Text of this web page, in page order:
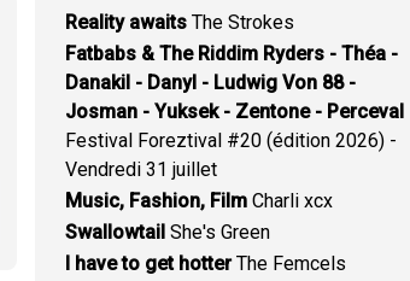
Reality awaits The Strokes
Fatbabs & The Riddim Ryders - Théa -
Danakil - Danyl - Ludwig Von 88 -
Josman - Yuksek - Zentone - Perceval
Festival Foreztival #20 (édition 2026) -
Vendredi 31 juillet
Music, Fashion, Film Charli xcx
Swallowtail She's Green
I have to get hotterThe Femcels